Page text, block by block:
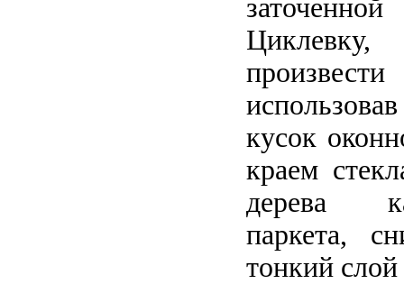
кусок
краем
дерева
паркета,
тонкий